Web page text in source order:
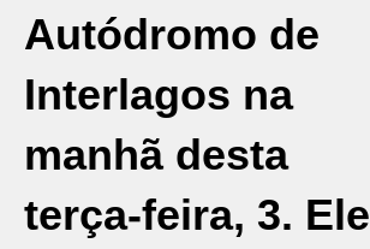
Autódromo de
Interlagos na
manhã desta
terça-feira, 3. Ele